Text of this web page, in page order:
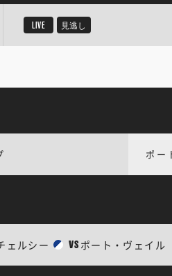
LIVE 見逃し
ポー
ェルシー VS ポート・ヴェイル